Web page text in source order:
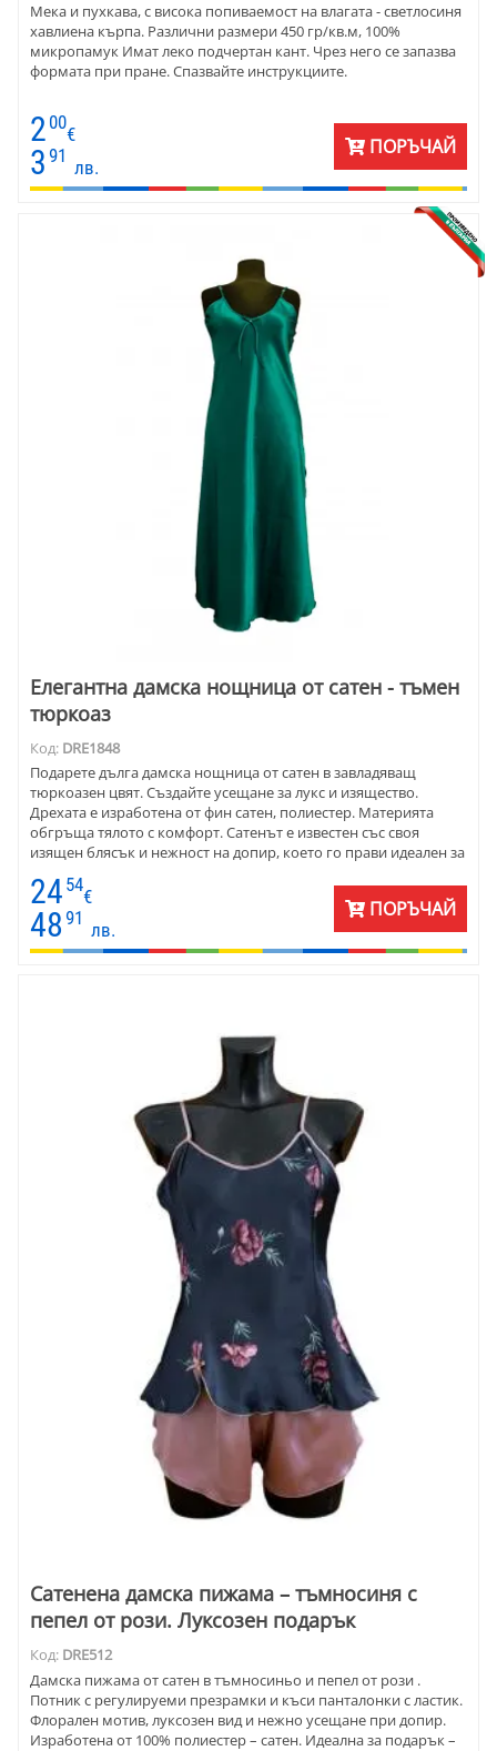
Mекa и пухкава, с висока попиваемост на влагата - светлосиня
хавлиена кърпа. Различни размери 450 гр/кв.м, 100%
микропамук Имат леко подчертан кант. Чрез него се запазва
формата при пране. Спазвайте инструкциите.
2 00
€
3 91
лв.
ПОРЪЧАЙ
Елегантна дамска нощница от сатен - тъмен
тюркоаз
Код: DRE1848
Подарете дълга дамска нощница от сатен в завладяващ
тюркоазен цвят. Създайте усещане за лукс и изящество.
Дрехата е изработена от фин сатен, полиестер. Материята
обгръща тялото с комфорт. Сатенът е известен със своя
изящен блясък и нежност на допир, което го прави идеален за
както практичност, така и изисканост.
24 54
€
48 91
лв.
ПОРЪЧАЙ
Сатенена дамска пижама – тъмносиня с
пепел от рози. Луксозен подарък
Код: DRE512
Дамска пижама от сатен в тъмносиньо и пепел от рози .
Потник с регулируеми презрамки и къси панталонки с ластик.
Флорален мотив, луксозен вид и нежно усещане при допир.
Изработена от 100% полиестер – сатен. Идеална за подарък –